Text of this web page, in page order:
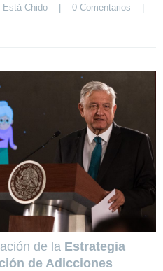
Está Chido | 0 Comentarios
|
de la Estrategia
de Adicciones